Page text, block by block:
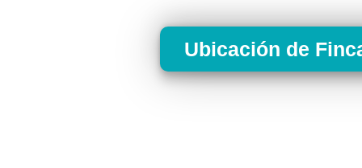
Ubicación de